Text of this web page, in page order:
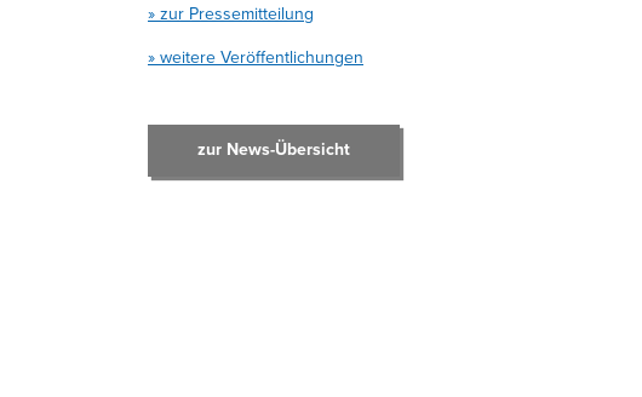
» zur Pressemitteilung
» weitere Veröffentlichungen
zur News-Übersicht